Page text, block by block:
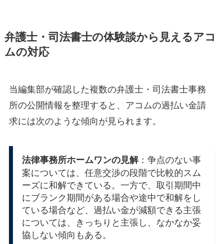
弁護士・司法書士の体験談から見えるアコ
ムの対応
当編集部が確認した複数の弁護士・司法書士事務
所の公開情報を整理すると、アコムの過払い金請
求には次のような傾向が見られます。
法律事務所ホームワンの見解：争点のない事
案については、任意交渉の段階で比較的スム
ーズに和解できている。一方で、取引期間中
にブランク期間がある場合や途中で和解をし
ている場合など、過払い金が減額できる主張
については、きっちりと主張し、なかなか妥
協しない傾向もある。